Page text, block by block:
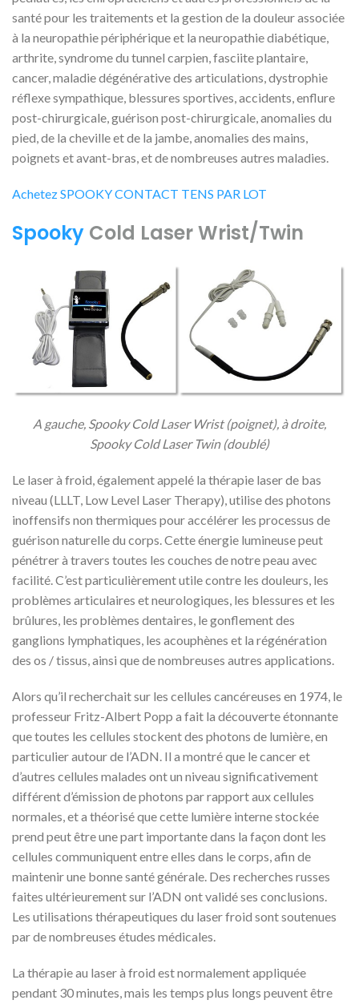
santé pour les traitements et la gestion de la douleur associée
à la neuropathie périphérique et la neuropathie diabétique,
arthrite, syndrome du tunnel carpien, fasciite plantaire,
cancer, maladie dégénérative des articulations, dystrophie
réflexe sympathique, blessures sportives, accidents, enflure
post-chirurgicale, guérison post-chirurgicale, anomalies du
pied, de la cheville et de la jambe, anomalies des mains,
poignets et avant-bras, et de nombreuses autres maladies.
Achetez SPOOKY CONTACT TENS PAR LOT
Spooky Cold Laser Wrist/Twin
A gauche, Spooky Cold Laser Wrist (poignet), à droite,
Spooky Cold Laser Twin (doublé)
Le laser à froid, également appelé la thérapie laser de bas
niveau (LLLT, Low Level Laser Therapy), utilise des photons
inoffensifs non thermiques pour accélérer les processus de
guérison naturelle du corps. Cette énergie lumineuse peut
pénétrer à travers toutes les couches de notre peau avec
facilité. C’est particulièrement utile contre les douleurs, les
problèmes articulaires et neurologiques, les blessures et les
brûlures, les problèmes dentaires, le gonflement des
ganglions lymphatiques, les acouphènes et la régénération
des os / tissus, ainsi que de nombreuses autres applications.
Alors qu’il recherchait sur les cellules cancéreuses en 1974, le
professeur Fritz-Albert Popp a fait la découverte étonnante
que toutes les cellules stockent des photons de lumière, en
particulier autour de l’ADN. Il a montré que le cancer et
d’autres cellules malades ont un niveau significativement
différent d’émission de photons par rapport aux cellules
normales, et a théorisé que cette lumière interne stockée
prend peut être une part importante dans la façon dont les
cellules communiquent entre elles dans le corps, afin de
maintenir une bonne santé générale. Des recherches russes
faites ultérieurement sur l’ADN ont validé ses conclusions.
Les utilisations thérapeutiques du laser froid sont soutenues
par de nombreuses études médicales.
La thérapie au laser à froid est normalement appliquée
pendant 30 minutes, mais les temps plus longs peuvent être